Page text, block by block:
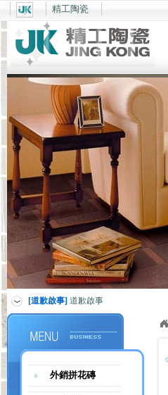
精工陶瓷
[道歉啟事] 道歉啟事
外銷拼花磚